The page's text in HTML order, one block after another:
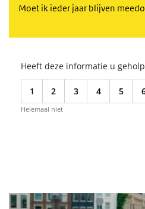
Moet ik ieder jaar blijven
Heeft deze informatie u
1 2 3 4 5
Helemaal niet
Informatiefolder HAVANA 2-